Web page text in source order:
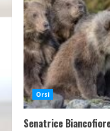
Orsi
Senatrice